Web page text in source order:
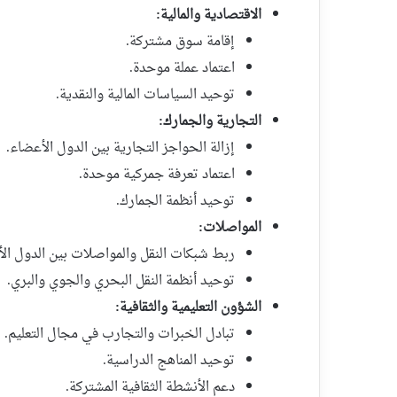
الاقتصادية والمالية:
إقامة سوق مشتركة.
اعتماد عملة موحدة.
توحيد السياسات المالية والنقدية.
التجارية والجمارك:
إزالة الحواجز التجارية بين الدول الأعضاء.
اعتماد تعرفة جمركية موحدة.
توحيد أنظمة الجمارك.
المواصلات:
ربط شبكات النقل والمواصلات بين الدول
توحيد أنظمة النقل البحري والجوي والبري.
الشؤون التعليمية والثقافية:
تبادل الخبرات والتجارب في مجال التعليم.
توحيد المناهج الدراسية.
دعم الأنشطة الثقافية المشتركة.